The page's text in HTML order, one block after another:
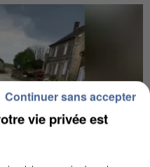
vie privée est
Continuer sans accepter